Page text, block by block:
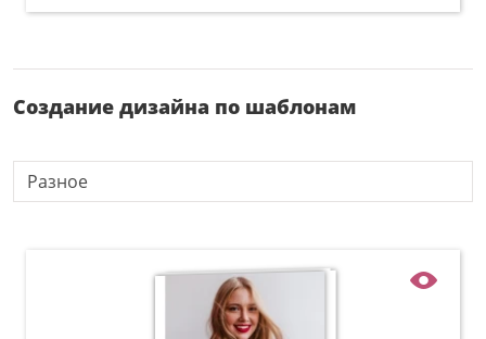
Создание дизайна по шаблонам
Разное